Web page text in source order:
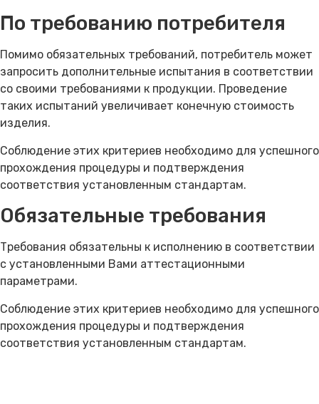
По требованию потребителя
Помимо обязательных требований, потребитель может
запросить дополнительные испытания в соответствии
со своими требованиями к продукции. Проведение
таких испытаний увеличивает конечную стоимость
изделия.
Соблюдение этих критериев необходимо для успешного
прохождения процедуры и подтверждения
соответствия установленным стандартам.
Обязательные требования
Требования обязательны к исполнению в соответствии
с установленными Вами аттестационными
параметрами.
Соблюдение этих критериев необходимо для успешного
прохождения процедуры и подтверждения
соответствия установленным стандартам.